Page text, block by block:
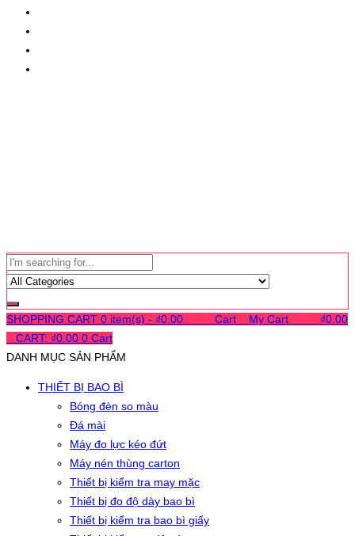
SHOPPING CART 0 item(s) - ₫0.00 Cart My Cart ₫0.00
CART: ₫0.00 0 Cart
DANH MỤC SẢN PHẨM
THIẾT BỊ BAO BÌ
Bóng đèn so màu
Đá mài
Máy đo lực kéo đứt
Máy nén thùng carton
Thiết bị kiểm tra may mặc
Thiết bị đo độ dày bao bì
Thiết bị kiểm tra bao bì giấy